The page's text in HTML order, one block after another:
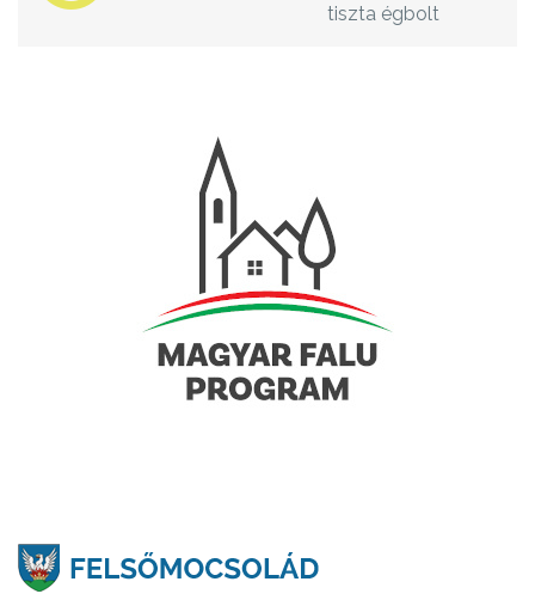
tiszta égbolt